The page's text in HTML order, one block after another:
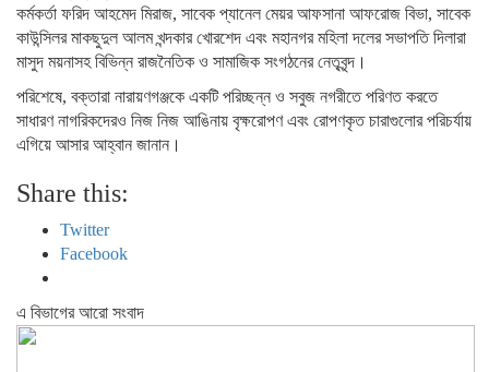
কর্মকর্তা ফরিদ আহমেদ মিরাজ, সাবেক প্যানেল মেয়র আফসানা আফরোজ বিভা, সাবেক
কাউন্সিলর মাকছুদুল আলম খন্দকার খোরশেদ এবং মহানগর মহিলা দলের সভাপতি দিলারা
মাসুদ ময়নাসহ বিভিন্ন রাজনৈতিক ও সামাজিক সংগঠনের নেতৃবৃন্দ।
পরিশেষে, বক্তারা নারায়ণগঞ্জকে একটি পরিচ্ছন্ন ও সবুজ নগরীতে পরিণত করতে
সাধারণ নাগরিকদেরও নিজ নিজ আঙিনায় বৃক্ষরোপণ এবং রোপণকৃত চারাগুলোর পরিচর্যায়
এগিয়ে আসার আহ্বান জানান।
Share this:
Twitter
Facebook
এ বিভাগের আরো সংবাদ